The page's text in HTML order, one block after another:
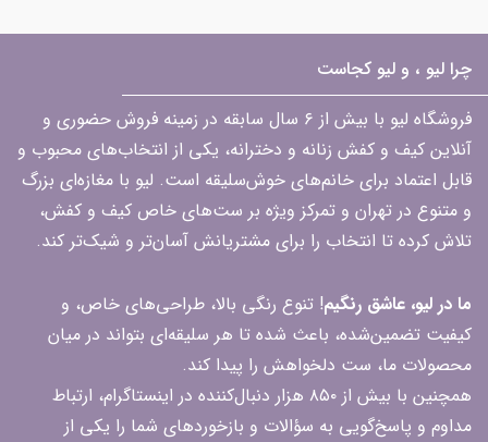
چرا لیو ، و لیو کجاست
فروشگاه لیو با بیش از ۶ سال سابقه در زمینه فروش حضوری و
آنلاین کیف و کفش زنانه و دخترانه، یکی از انتخاب‌های محبوب و
قابل اعتماد برای خانم‌های خوش‌سلیقه است. لیو با مغازه‌ای بزرگ
و متنوع در تهران و تمرکز ویژه بر ست‌های خاص کیف و کفش،
تلاش کرده تا انتخاب را برای مشتریانش آسان‌تر و شیک‌تر کند.
ما در لیو، عاشق رنگیم! تنوع رنگی بالا، طراحی‌های خاص، و
کیفیت تضمین‌شده، باعث شده تا هر سلیقه‌ای بتواند در میان
محصولات ما، ست دلخواهش را پیدا کند.
همچنین با بیش از ۸۵۰ هزار دنبال‌کننده در اینستاگرام، ارتباط
مداوم و پاسخ‌گویی به سؤالات و بازخوردهای شما را یکی از